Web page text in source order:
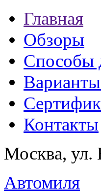
Главная
Обзоры
Способы
Контакты
Москва, ул.
Автомиля